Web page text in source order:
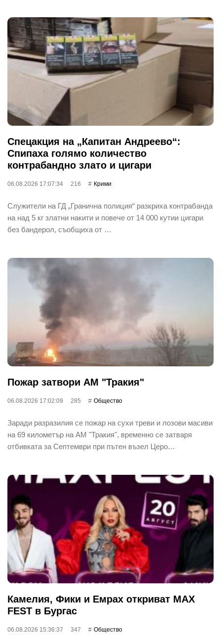
Спецакция на „Капитан Андреево“:
Спипаха голямо количество
контрабандно злато и цигари
06.08.2026 17:07:34 216 Крими
Служители на ГД „Гранична полиция“ разкриха контрабанда
на над 5 кг златни накити и повече от 14 000 кутии цигари
без бандерол, съобщиха от …
Пожар затвори АМ "Тракия"
06.08.2026 17:02:09 285 Общество
Заради разразилия се пожар на сухи треви и лозови масиви
на 69 километър на АМ "Тракия", временно се затваря
отбивката за Септември при пътен възел Церо…
Камелия, Фики и Емрах откриват MAX
FEST в Бургас
06.08.2026 15:36:37 347 Общество